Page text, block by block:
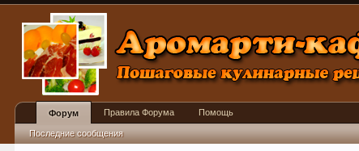
Форум
Последние сообщения
Правила Форума Помощь